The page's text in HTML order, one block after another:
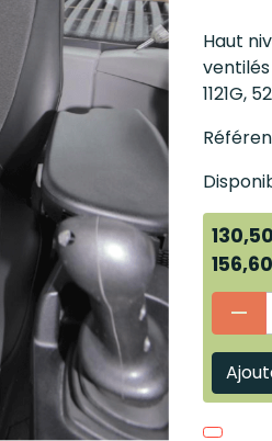
Haut
ventilés
1121G,